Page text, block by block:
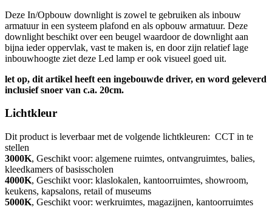
Deze In/Opbouw downlight is zowel te gebruiken als inbouw
armatuur in een systeem plafond en als opbouw armatuur. Deze
downlight beschikt over een beugel waardoor de downlight aan
bijna ieder oppervlak, vast te maken is, en door zijn relatief lage
inbouwhoogte ziet deze Led lamp er ook visueel goed uit.
let op, dit artikel heeft een ingebouwde driver, en word geleverd
inclusief snoer van c.a. 20cm.
Lichtkleur
Dit product is leverbaar met de volgende lichtkleuren: CCT in te
stellen
3000K, Geschikt voor: algemene ruimtes, ontvangruimtes, balies,
kleedkamers of basisscholen
4000K, Geschikt voor: klaslokalen, kantoorruimtes, showroom,
keukens, kapsalons, retail of museums
5000K, Geschikt voor: werkruimtes, magazijnen, kantoorruimtes